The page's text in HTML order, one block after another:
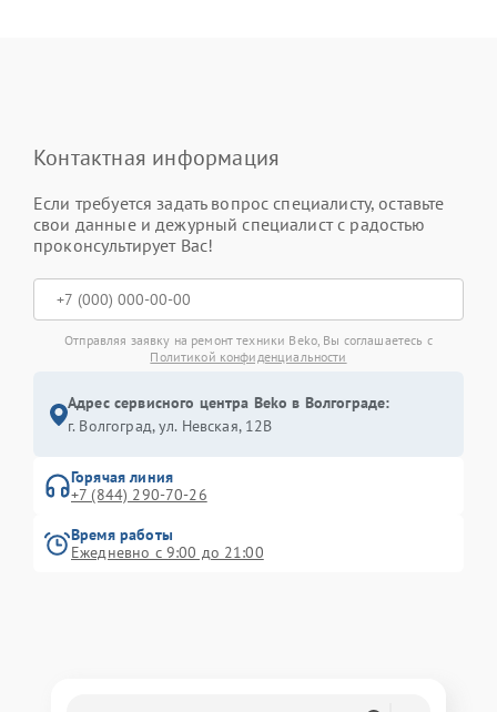
Контактная информация
Если требуется задать вопрос специалисту, оставьте
свои данные и дежурный специалист с радостью
проконсультирует Вас!
Отправляя заявку на ремонт техники Beko, Вы соглашаетесь с
Политикой конфиденциальности
Адрес сервисного центра Beko в Волгограде:
г. Волгоград, ул. Невская, 12В
Горячая линия
+7 (844) 290-70-26
Время работы
Ежедневно с 9:00 до 21:00